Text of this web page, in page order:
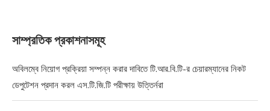
সাম্প্রতিক প্রকাশনাসমূহ
অবিলম্বে নিয়োগ প্রক্রিয়া সম্পন্ন করার দাবিতে টি.আর.বি.টি-র চেয়ারম্যানের নিকট
ডেপুটেশন প্রদান করল এস.টি.জি.টি পরীক্ষায় উত্তির্নরা